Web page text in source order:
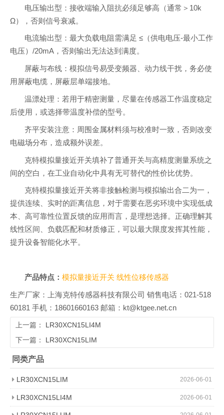
电压输出型：接收端输入阻抗必须足够高（通常＞10k
Ω），否则信号衰减。
电流输出型：最大负载电阻需满足 ≤（供电电压-最小工作
电压）/20mA，否则输出无法达到满度。
屏蔽与布线：模拟信号易受变频器、动力线干扰，务必使
用屏蔽电缆，屏蔽层单端接地。
温漂处理：若用于精密测量，尽量在传感器工作温度稳定
后使用，或选择带温度补偿的型号。
齐平安装注意：周围金属材料须与校准时一致，否则改变
电磁场分布，造成额外误差。
克特模拟量接近开关填补了普通开关与高精度测量系统之
间的空白，在工业自动化中具有无可替代的性价比优势。
克特模拟量接近开关将非接触检测与模拟输出合二为一，
提供连续、实时的距离信息，对于需要在恶劣环境中实现低成
本、高可靠性位置反馈的应用而言，是理想选择。正确理解其
线性区间、负载匹配和材质修正，可以最大限度发挥其性能，
提升设备智能化水平。
产品特点：模拟量接近开关线性位移传感器
生产厂家：上海克特传感器科技有限公司 销售电话：021-518
60181 手机：18601660163 邮箱：kt@ktgee.net.cn
上一篇： LR30XCN15LI4M
下一篇： LR30XCN15LIM
同类产品
2026-06-01
LR30XCN15LIM
2026-06-01
LR30XCN15LI4M